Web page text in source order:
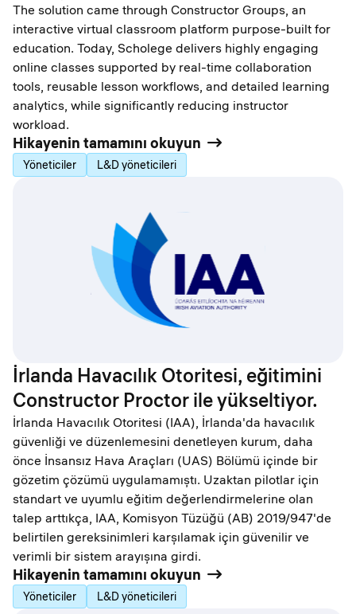
The solution came through Constructor Groups, an
interactive virtual classroom platform purpose-built for
education. Today, Scholege delivers highly engaging
online classes supported by real-time collaboration
tools, reusable lesson workflows, and detailed learning
analytics, while significantly reducing instructor
workload.
Hikayenin tamamını okuyun
Yöneticiler L&D yöneticileri
İrlanda Havacılık Otoritesi, eğitimini
Constructor Proctor ile yükseltiyor.
İrlanda Havacılık Otoritesi (IAA), İrlanda'da havacılık
güvenliği ve düzenlemesini denetleyen kurum, daha
önce İnsansız Hava Araçları (UAS) Bölümü içinde bir
gözetim çözümü uygulamamıştı. Uzaktan pilotlar için
standart ve uyumlu eğitim değerlendirmelerine olan
talep arttıkça, IAA, Komisyon Tüzüğü (AB) 2019/947'de
belirtilen gereksinimleri karşılamak için güvenilir ve
verimli bir sistem arayışına girdi.
Hikayenin tamamını okuyun
Yöneticiler L&D yöneticileri